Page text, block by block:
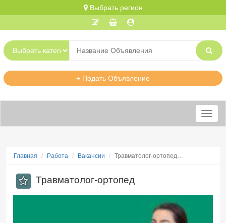
Выбрать регион
+ Подать Объявление
Меню
Главная Работа Вакансии Травматолог-ортопед…
Травматолог-ортопед